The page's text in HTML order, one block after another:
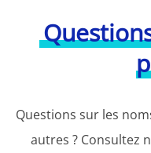
Questions sur les
autres ? Consultez